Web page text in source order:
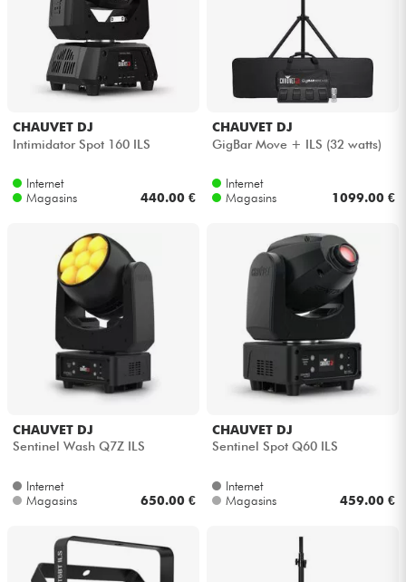
CHAUVET DJ
Intimidator Spot 160 ILS
Internet
Magasins
440.00 €
CHAUVET DJ
GigBar Move + ILS (32 watts)
Internet
Magasins
1099.00 €
CHAUVET DJ
Sentinel Wash Q7Z ILS
Internet
Magasins
650.00 €
CHAUVET DJ
Sentinel Spot Q60 ILS
Internet
Magasins
459.00 €